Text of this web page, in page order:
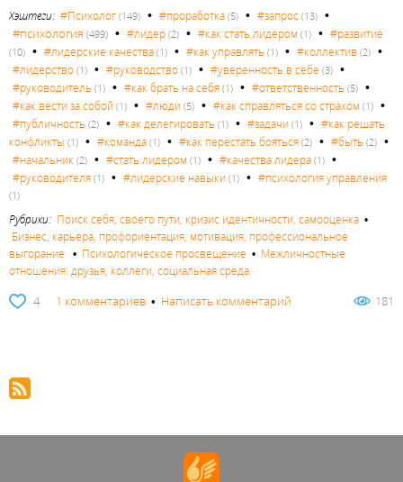
Хэштеги: #Психолог (149) • #проработка (5) • #запрос (13) •
#психология (499) • #лидер (2) • #как стать лидером (1) • #развитие
(10) • #лидерские качества (1) • #как управлять (1) • #коллектив (2) •
#лидерство (1) • #руководство (1) • #уверенность в себе (3) •
#руководитель (1) • #как брать на себя (1) • #ответственность (5) •
#как вести за собой (1) • #люди (5) • #как справляться со страхом (1) •
#публичность (2) • #как делегировать (1) • #задачи (1) • #как решать
конфликты (1) • #команда (1) • #как перестать бояться (2) • #быть (2) •
#начальник (2) • #стать лидером (1) • #качества лидера (1) •
#руководителя (1) • #лидерские навыки (1) • #психология управления
(1)
Рубрики: Поиск себя, своего пути, кризис идентичности, самооценка •
Бизнес, карьера, профориентация, мотивация, профессиональное
выгорание • Психологическое просвещение • Межличностные
отношения: друзья, коллеги, социальная среда
4 1 комментариев • Написать комментарий 181